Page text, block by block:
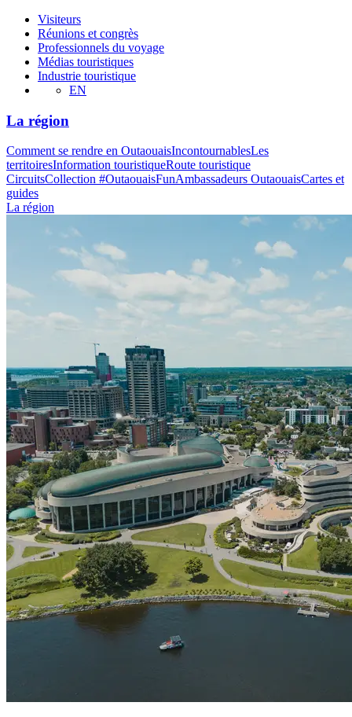
Visiteurs
Réunions et congrès
Professionnels du voyage
Médias touristiques
Industrie touristique
EN
La région
Comment se rendre en OutaouaisIncontournablesLes
territoiresInformation touristiqueRoute touristique
CircuitsCollection #OutaouaisFunAmbassadeurs OutaouaisCartes et
guides
La région